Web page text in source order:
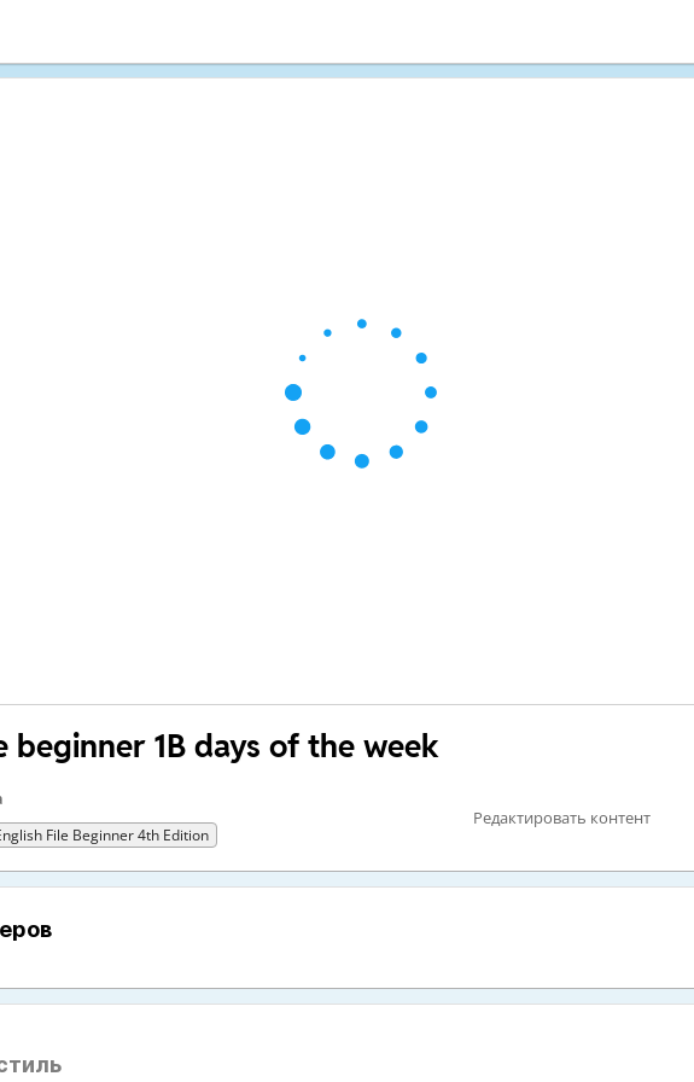
beginner 1B days of the week
File Beginner 4th Edition
Редактировать контент